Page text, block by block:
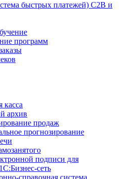
быстрых платежей) C2B и
программ
касса
архив
продаж
прогнозирование
подписи для
сеть
справочная система